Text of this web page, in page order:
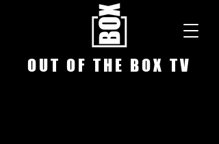
O U T O F T H E B O X T V